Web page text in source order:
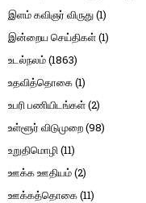
இளம் கவிஞர் விருது(1)
இன்றைய செய்திகள்(1)
உடல்நலம்(1863)
உதவித்தொகை(1)
உபரி பணியிடங்கள்(2)
உள்ளூர் விடுமுறை(98)
உறுதிமொழி(11)
ஊக்க ஊதியம்(2)
ஊக்கத்தொகை(11)